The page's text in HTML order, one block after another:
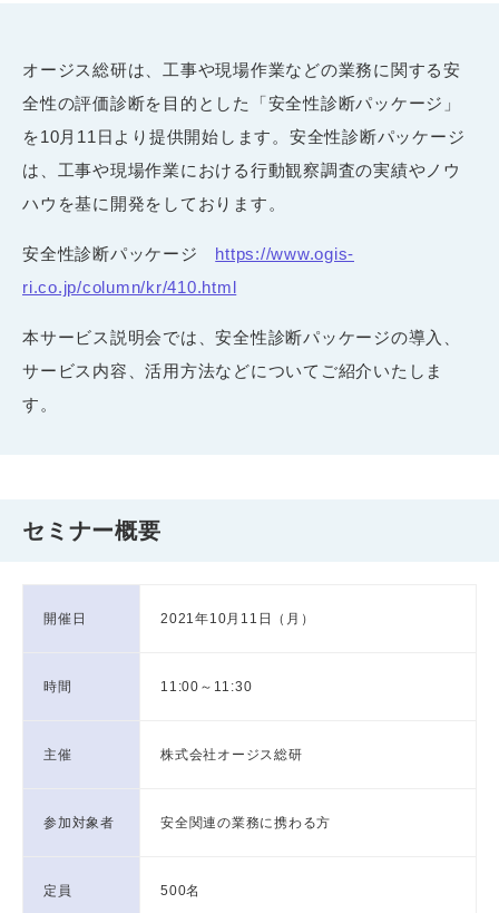
オージス総研は、工事や現場作業などの業務に関する安
全性の評価診断を目的とした「安全性診断パッケージ」
を10月11日より提供開始します。安全性診断パッケージ
は、工事や現場作業における行動観察調査の実績やノウ
ハウを基に開発をしております。
安全性診断パッケージ https://www.ogis-
ri.co.jp/column/kr/410.html
本サービス説明会では、安全性診断パッケージの導入、
サービス内容、活用方法などについてご紹介いたしま
す。
セミナー概要
開催日 2021年10月11日（月）
時間 11:00～11:30
主催 株式会社オージス総研
参加対象者 安全関連の業務に携わる方
定員 500名